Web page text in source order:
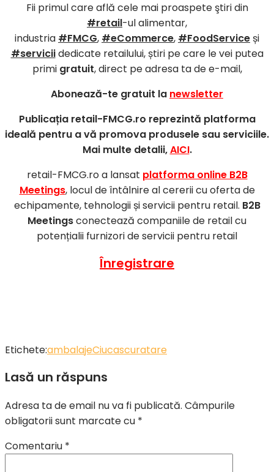
Fii primul care află cele mai proaspete ştiri din
#retail-ul alimentar,
industria #FMCG, #eCommerce, #FoodServiceși
#serviciidedicate retailului, știri pe care le vei putea
primi gratuit, direct pe adresa ta de e-mail,
Abonează-te gratuit la newsletter
Publicația retail-FMCG.ro reprezintă platforma
ideală pentru a vă promova produsele sau serviciile.
Mai multe detalii,AICI.
retail-FMCG.ro a lansat platforma online B2B
Meetings, locul de întâlnire al cererii cu oferta de
echipamente, tehnologii și servicii pentru retail. B2B
Meetingsconectează companiile de retail cu
potențialii furnizori de servicii pentru retail
Înregistrare
Etichete:ambalajeCiucascuratare
Lasă un răspuns
Adresa ta de email nu va fi publicată. Câmpurile
obligatorii sunt marcate cu *
Comentariu *